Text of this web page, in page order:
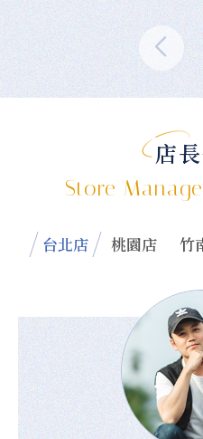
店
Store
台北店 桃園店 竹